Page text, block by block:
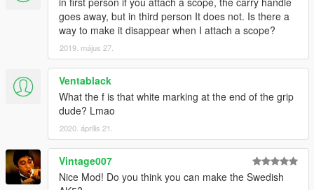
goes away, but in third person It does not. Is there a
way to make it disappear when I attach a scope?
2019. május 27.
Ventablack
What the f is that white marking at the end of the grip
dude? Lmao
2020. április 21.
Vintage007
Nice Mod! Do you think you can make the Swedish